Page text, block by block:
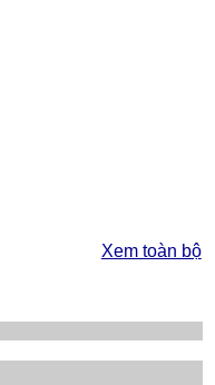
Xem toàn bộ